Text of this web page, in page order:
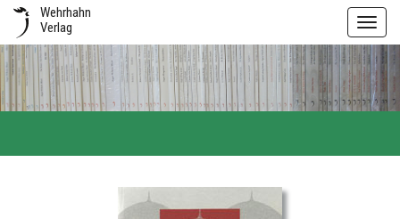
Wehrhahn
Verlag